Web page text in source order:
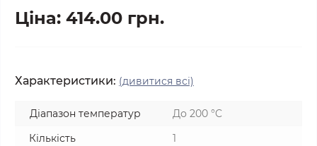
Ціна: 414.00 грн.
Характеристики: (дивитися всі)
Діапазон температур
До 200 °C
Кількість
1